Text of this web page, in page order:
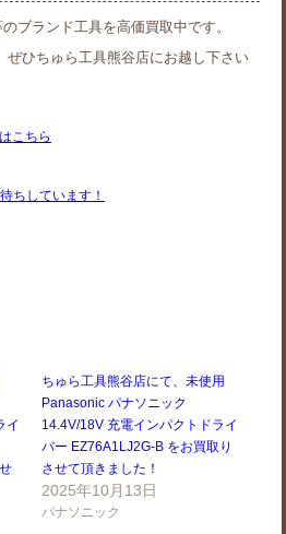
ブランド工具を高価買取中です。
ぜひちゅら工具熊谷店にお越し下さい
こちら
ちしています！
イ
ちゅら工具熊谷店にて、未使用
Panasonic パナソニック
14.4V/18V 充電インパクトドライ
バー EZ76A1LJ2G-B をお買取り
させて頂きました！
2025年10月13日
パナソニック